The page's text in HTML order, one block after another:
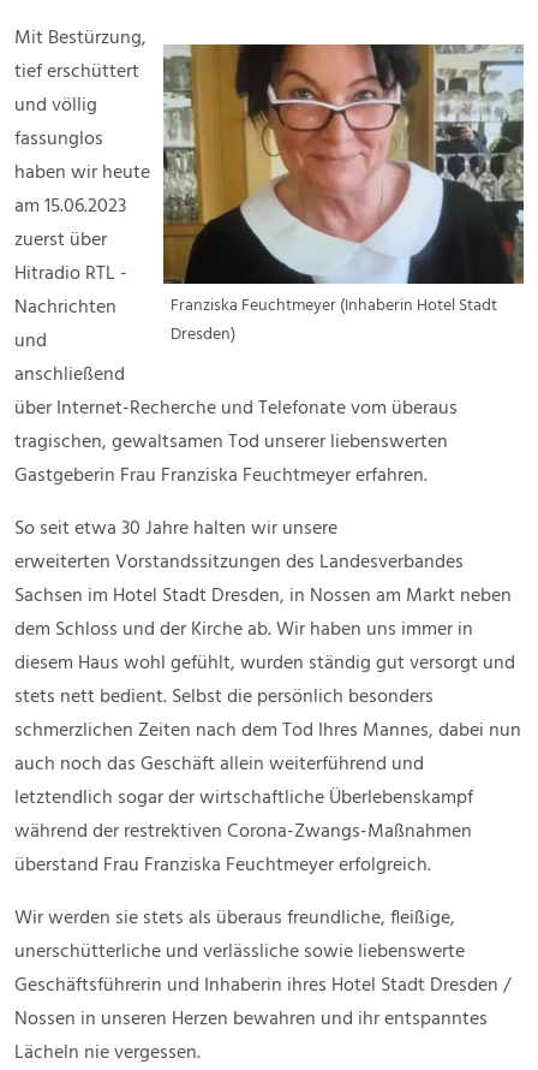
Franziska Feuchtmeyer (Inhaberin Hotel Stadt
Dresden)
Mit Bestürzung,
tief erschüttert
und völlig
fassunglos
haben wir heute
am 15.06.2023
zuerst über
Hitradio RTL -
Nachrichten
und
anschließend
über Internet-Recherche und Telefonate vom überaus
tragischen, gewaltsamen Tod unserer liebenswerten
Gastgeberin Frau Franziska Feuchtmeyer erfahren.
So seit etwa 30 Jahre halten wir unsere
erweiterten Vorstandssitzungen des Landesverbandes
Sachsen im Hotel Stadt Dresden, in Nossen am Markt neben
dem Schloss und der Kirche ab. Wir haben uns immer in
diesem Haus wohl gefühlt, wurden ständig gut versorgt und
stets nett bedient. Selbst die persönlich besonders
schmerzlichen Zeiten nach dem Tod Ihres Mannes, dabei nun
auch noch das Geschäft allein weiterführend und
letztendlich sogar der wirtschaftliche Überlebenskampf
während der restrektiven Corona-Zwangs-Maßnahmen
überstand Frau Franziska Feuchtmeyer erfolgreich.
Wir werden sie stets als überaus freundliche, fleißige,
unerschütterliche und verlässliche sowie liebenswerte
Geschäftsführerin und Inhaberin ihres Hotel Stadt Dresden /
Nossen in unseren Herzen bewahren und ihr entspanntes
Lächeln nie vergessen.